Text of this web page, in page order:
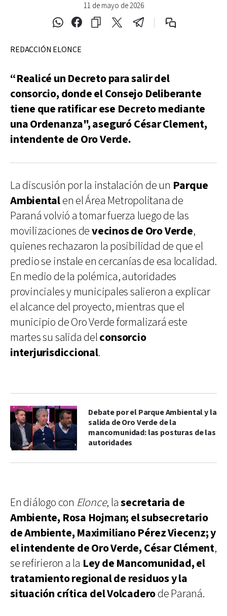
11 de mayo de 2026
REDACCIÓN ELONCE
“Realicé un Decreto para salir del
consorcio, donde el Consejo Deliberante
tiene que ratificar ese Decreto mediante
una Ordenanza", aseguró César Clement,
intendente de Oro Verde.
La discusión por la instalación de un Parque
Ambientalen el Área Metropolitana de
Paraná volvió a tomar fuerza luego de las
movilizaciones devecinos de Oro Verde,
quienes rechazaron la posibilidad de que el
predio se instale en cercanías de esa localidad.
En medio de la polémica, autoridades
provinciales y municipales salieron a explicar
el alcance del proyecto, mientras que el
municipio de Oro Verde formalizará este
martes su salida delconsorcio
interjurisdiccional.
Debate por el Parque Ambiental y la
salida de Oro Verde de la
mancomunidad: las posturas de las
autoridades
En diálogo con Elonce, lasecretaria de
Ambiente, Rosa Hojman; el subsecretario
de Ambiente, Maximiliano Pérez Viecenz; y
el intendente de Oro Verde, César Clément,
se refirieron a la Ley de Mancomunidad, el
tratamiento regional de residuos y la
situación crítica del Volcaderode Paraná.